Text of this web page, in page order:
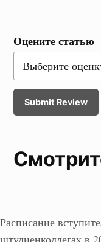
Оцените статью
Submit Review
Расписание
штудиенколлегах в